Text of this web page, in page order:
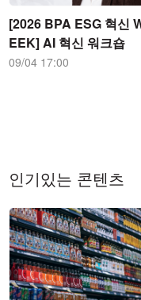
[2026 BPA ESG 혁신
EEK] AI 혁신 워크숍
09/04 17:00
인기있는 콘텐츠